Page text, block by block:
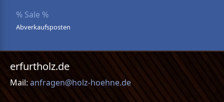
% Sale %
Abverkaufsposten
erfurtholz.de
Mail: anfragen@holz-hoehne.de